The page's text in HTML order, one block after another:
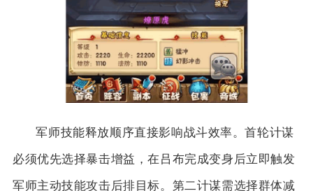
军师技能释放顺序直接影响战斗效率。首轮计谋
必须优先选择暴击增益，在吕布完成变身后立即触发
军师主动技能攻击后排目标。第二计谋需选择群体减